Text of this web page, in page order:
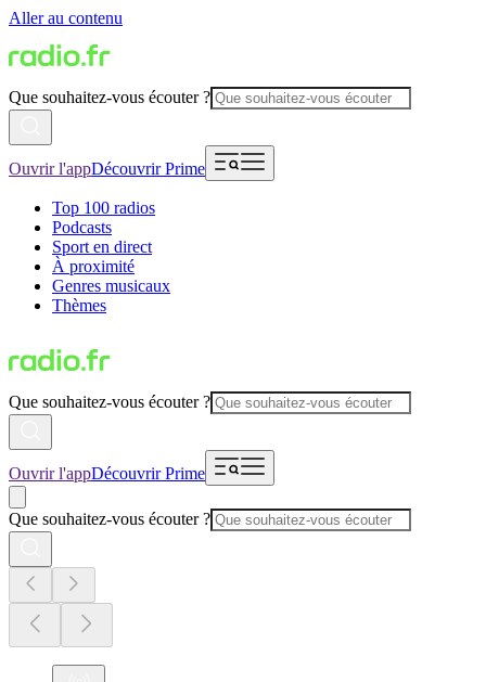
Aller au contenu
Que souhaitez-vous écouter ?
Ouvrir l'appDécouvrir Prime
Top 100 radios
Podcasts
Sport en direct
À proximité
Genres musicaux
Thèmes
Que souhaitez-vous écouter ?
Ouvrir l'appDécouvrir Prime
Que souhaitez-vous écouter ?